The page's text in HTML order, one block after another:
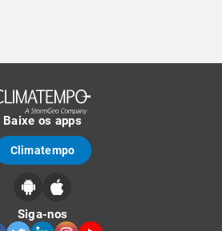
Baixe os apps
Climatempo
Siga-nos